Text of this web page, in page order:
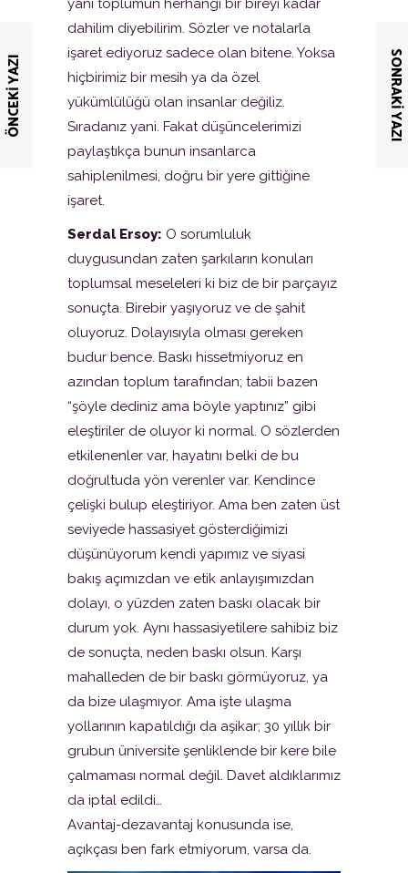
yani toplumun herhangi bir bireyi kadar
dahilim diyebilirim. Sözler ve notalarla
işaret ediyoruz sadece olan bitene. Yoksa
hiçbirimiz bir mesih ya da özel
yükümlülüğü olan insanlar değiliz.
Sıradanız yani. Fakat düşüncelerimizi
paylaştıkça bunun insanlarca
sahiplenilmesi, doğru bir yere gittiğine
işaret.
Serdal Ersoy: O sorumluluk
duygusundan zaten şarkıların konuları
toplumsal meseleleri ki biz de bir parçayız
sonuçta. Birebir yaşıyoruz ve de şahit
oluyoruz. Dolayısıyla olması gereken
budur bence. Baskı hissetmiyoruz en
azından toplum tarafından; tabii bazen
“şöyle dediniz ama böyle yaptınız” gibi
eleştiriler de oluyor ki normal. O sözlerden
etkilenenler var, hayatını belki de bu
doğrultuda yön verenler var. Kendince
çelişki bulup eleştiriyor. Ama ben zaten üst
seviyede hassasiyet gösterdiğimizi
düşünüyorum kendi yapımız ve siyasi
bakış açımızdan ve etik anlayışımızdan
dolayı, o yüzden zaten baskı olacak bir
durum yok. Aynı hassasiyetilere sahibiz biz
de sonuçta, neden baskı olsun. Karşı
mahalleden de bir baskı görmüyoruz, ya
da bize ulaşmıyor. Ama işte ulaşma
yollarının kapatıldığı da aşikar; 30 yıllık bir
grubun üniversite şenliklende bir kere bile
çalmaması normal değil. Davet aldıklarımız
da iptal edildi…
Avantaj-dezavantaj konusunda ise,
açıkçası ben fark etmiyorum, varsa da.
ÖNCEKI YAZI SONRAKI YAZI